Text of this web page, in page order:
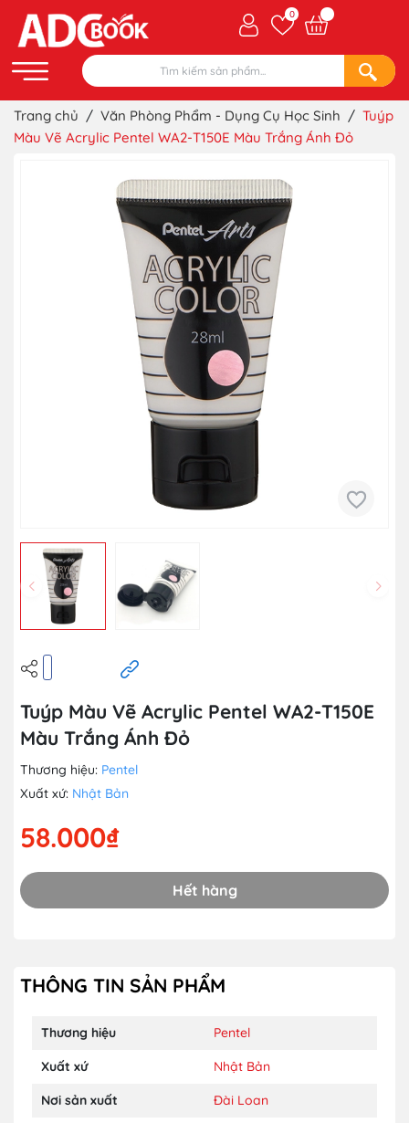
0
Trang chủ / Văn Phòng Phẩm - Dụng Cụ Học Sinh / Tuýp
Màu Vẽ Acrylic Pentel WA2-T150E Màu Trắng Ánh Đỏ
Tuýp Màu Vẽ Acrylic Pentel WA2-T150E
Màu Trắng Ánh Đỏ
Thương hiệu: Pentel
Xuất xứ: Nhật Bản
58.000₫
Hết hàng
THÔNG TIN SẢN PHẨM
Thương hiệu Pentel
Xuất xứ Nhật Bản
Nơi sản xuất Đài Loan